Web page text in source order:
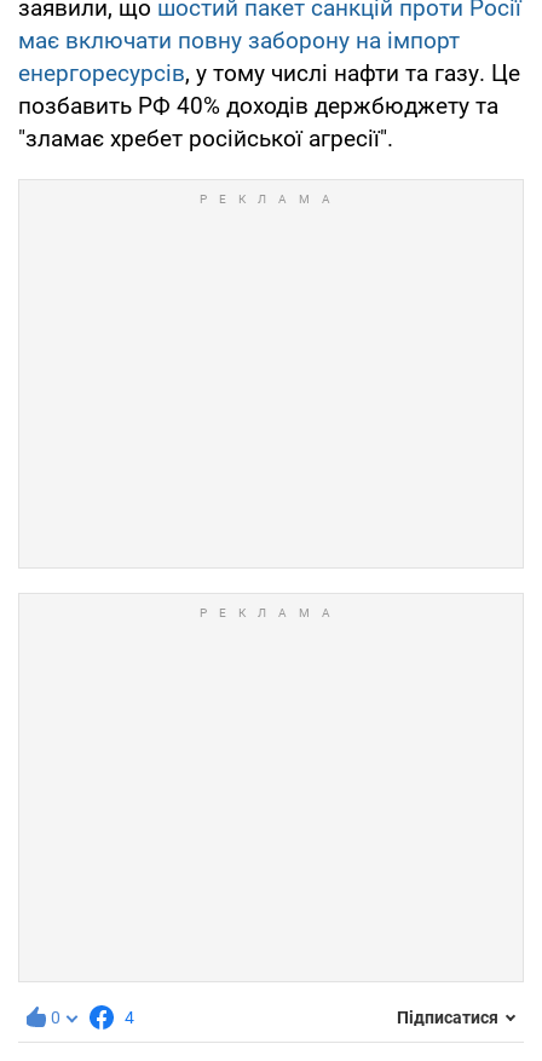
заявили, що шостий пакет санкцій проти Росії
має включати повну заборону на імпорт
енергоресурсів, у тому числі нафти та газу. Це
позбавить РФ 40% доходів держбюджету та
"зламає хребет російської агресії".
0 4 Підписатися